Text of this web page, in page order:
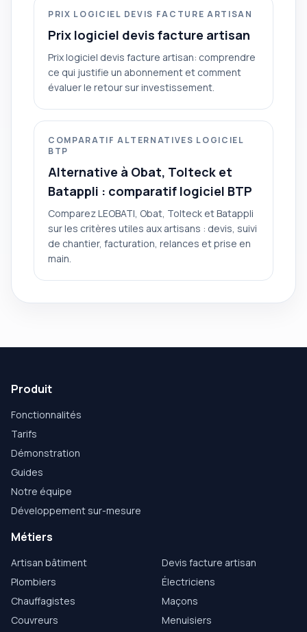
PRIX LOGICIEL DEVIS FACTURE ARTISAN
Prix logiciel devis facture artisan
Prix logiciel devis facture artisan: comprendre
ce qui justifie un abonnement et comment
évaluer le retour sur investissement.
COMPARATIF ALTERNATIVES LOGICIEL
BTP
Alternative à Obat, Tolteck et
Batappli : comparatif logiciel BTP
Comparez LEOBATI, Obat, Tolteck et Batappli
sur les critères utiles aux artisans : devis, suivi
de chantier, facturation, relances et prise en
main.
Produit
Fonctionnalités
Tarifs
Démonstration
Guides
Notre équipe
Développement sur-mesure
Métiers
Artisan bâtiment
Devis facture artisan
Plombiers
Électriciens
Chauffagistes
Maçons
Couvreurs
Menuisiers